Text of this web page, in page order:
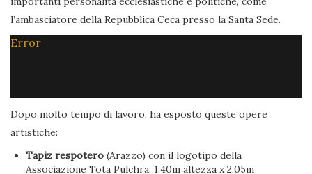
l’ambasciatore della Repubblica Ceca presso la Santa Sede.
Error
Dopo molto tempo di lavoro, ha esposto queste opere
artistiche:
Tapiz respotero (Arazzo) con il logotipo della
Associazione Tota Pulchra. 1,40m altezza x 2,05m